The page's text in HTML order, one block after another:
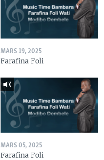
MARS 19, 2025
Farafina Foli
MARS 05, 2025
Farafina Foli